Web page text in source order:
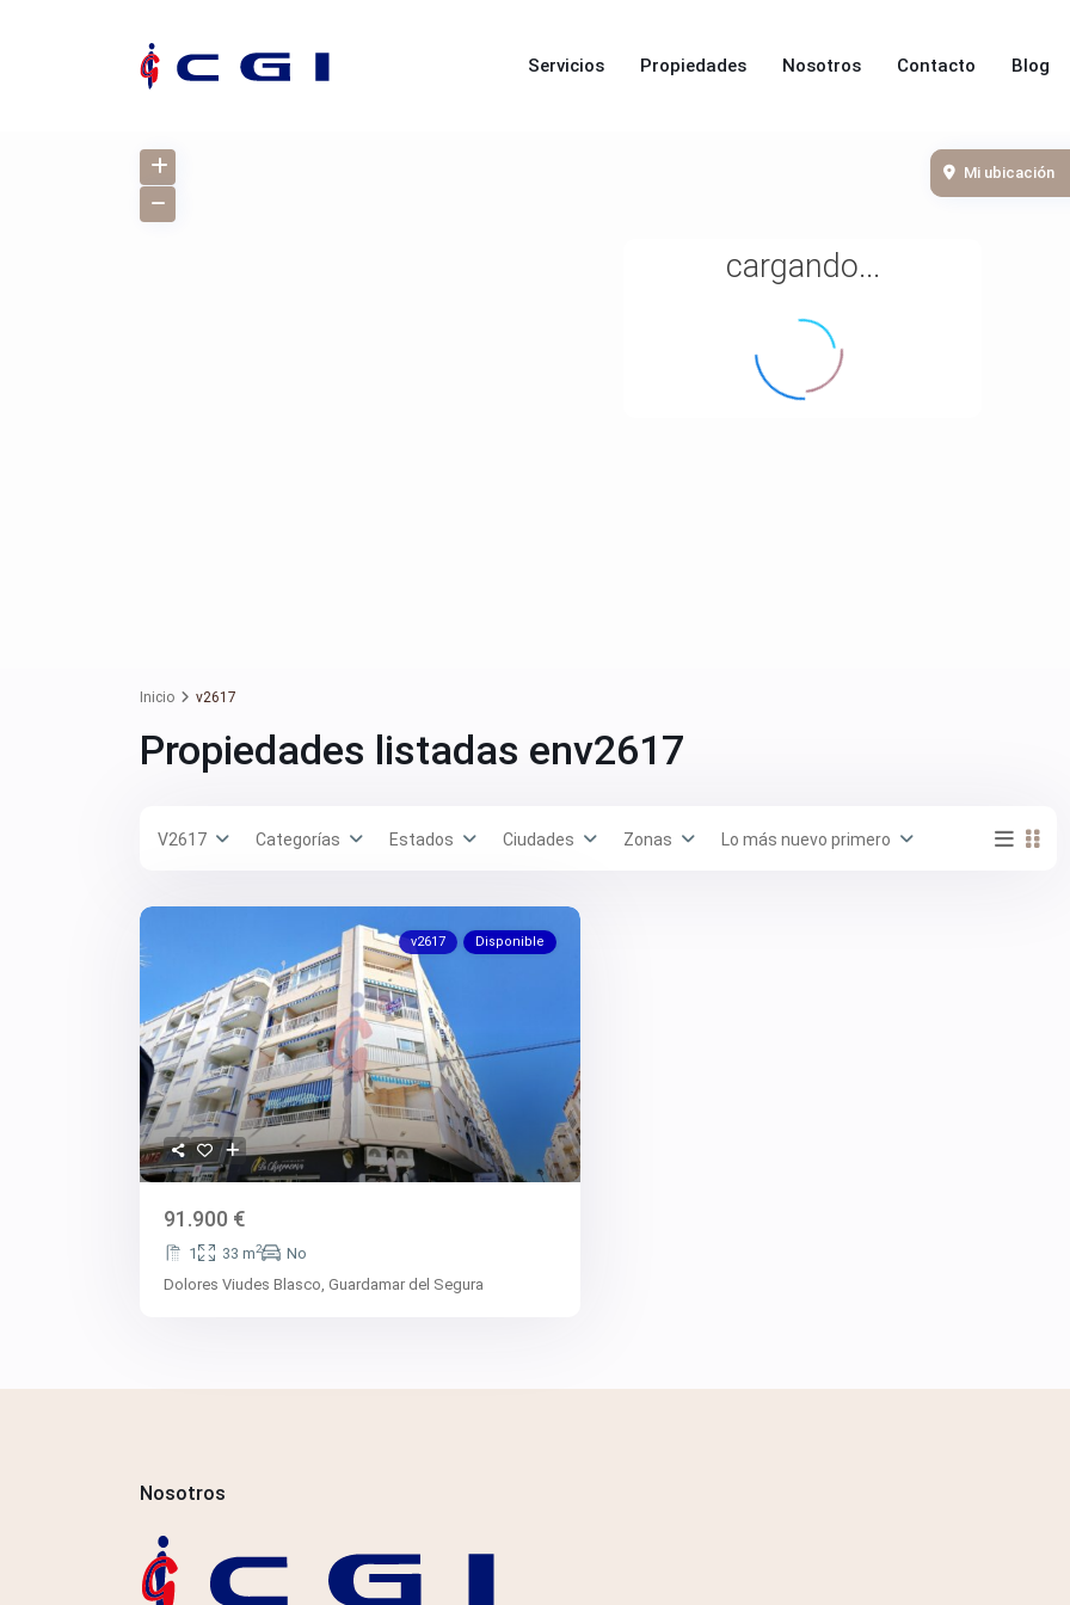
Servicios Propiedades Nosotros Contacto Blog
cargando...
Mi ubicación
Inicio v2617
Propiedades listadas env2617
V2617 Categorías Estados Ciudades Zonas Lo más nuevo primero
v2617 Disponible
91.900 €
1 33 m2
No
Dolores Viudes Blasco, Guardamar del Segura
Nosotros